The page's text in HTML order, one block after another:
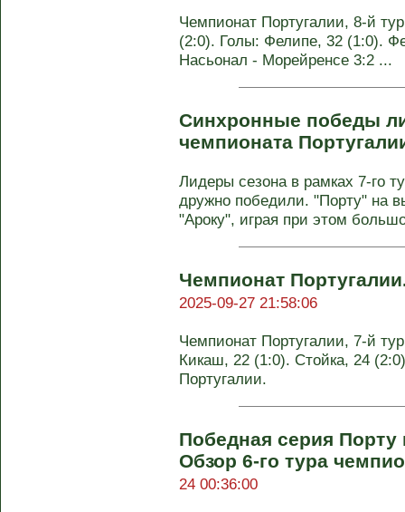
Чемпионат Португалии, 8-й
(2:0). Голы: Фелипе, 32 (1:0).
Насьонал - Морейренсе 3:2 ...
Синхронные победы
чемпионата
Лидеры сезона в рамках 7-го
дружно победили. "Порту" на
"Ароку", играя при этом
Чемпионат
2025-09-27 21:58:06
Чемпионат Португалии, 7-й
Кикаш, 22 (1:0). Стойка, 24
Португалии.
Победная серия
Обзор 6-го тура
24 00:36:00